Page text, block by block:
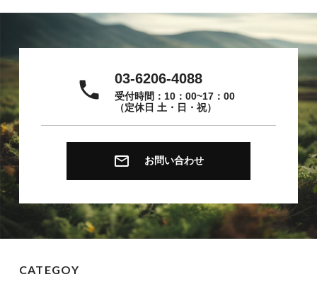
local_phone 03-6206-4088
受付時間：10：00~17：00
（定休日 土・日・祝）
email お問い合わせ
CATEGOY